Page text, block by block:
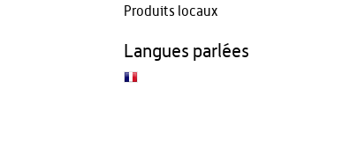
Produits locaux
Langues parlées